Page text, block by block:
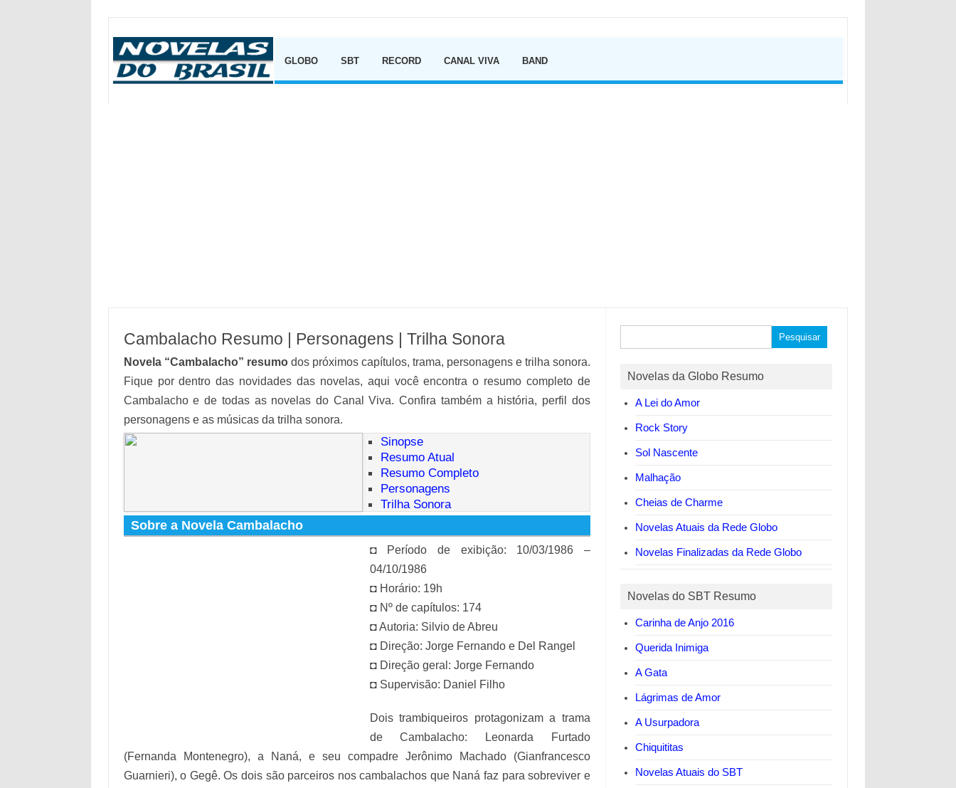
GLOBO
SBT RECORD CANAL VIVA BAND
Cambalacho Resumo | Personagens | Trilha Sonora
Novela “Cambalacho” resumodos próximos capítulos, trama, personagens e trilha sonora.
Fique por dentro das novidades das novelas, aqui você encontra o resumo completo de
Cambalacho e de todas as novelas do Canal Viva. Confira também a história, perfil dos
personagens e as músicas da trilha sonora.
Sinopse
Resumo Atual
Resumo Completo
Personagens
Trilha Sonora
Sobre a Novela Cambalacho
◘ Período de exibição: 10/03/1986 –
04/10/1986
◘ Horário: 19h
◘ Nº de capítulos: 174
◘ Autoria: Silvio de Abreu
◘ Direção: Jorge Fernando e Del Rangel
◘ Direção geral: Jorge Fernando
◘ Supervisão: Daniel Filho
Dois trambiqueiros protagonizam a trama
de Cambalacho: Leonarda Furtado
(Fernanda Montenegro), a Naná, e seu compadre Jerônimo Machado (Gianfrancesco
Guarnieri), o Gegê. Os dois são parceiros nos cambalachos que Naná faz para sobreviver e
por:
Novelas da Globo Resumo
A Lei do Amor
Rock Story
Sol Nascente
Malhação
Cheias de Charme
Novelas Atuais da Rede Globo
Novelas Finalizadas da Rede Globo
Novelas do SBT Resumo
Carinha de Anjo 2016
Querida Inimiga
A Gata
Lágrimas de Amor
A Usurpadora
Chiquititas
Novelas Atuais do SBT